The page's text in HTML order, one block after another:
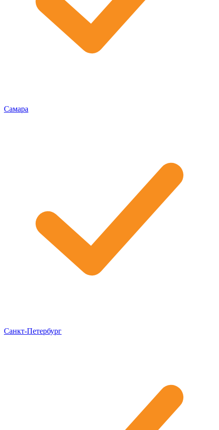
Самара
Санкт-Петербург